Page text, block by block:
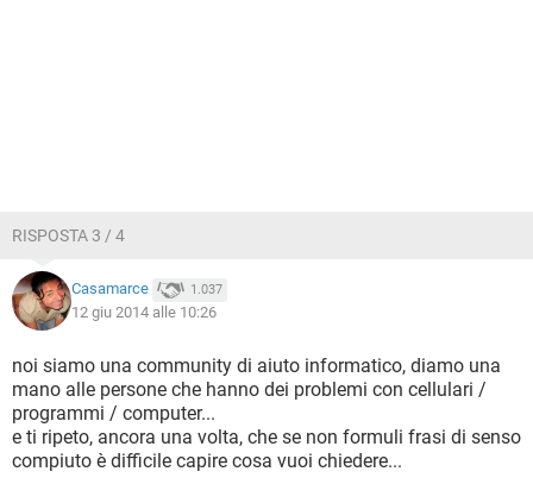
RISPOSTA 3 / 4
Casamarce 1.037
12 giu 2014 alle 10:26
noi siamo una community di aiuto informatico, diamo una
mano alle persone che hanno dei problemi con cellulari /
programmi / computer...
e ti ripeto, ancora una volta, che se non formuli frasi di senso
compiuto è difficile capire cosa vuoi chiedere...